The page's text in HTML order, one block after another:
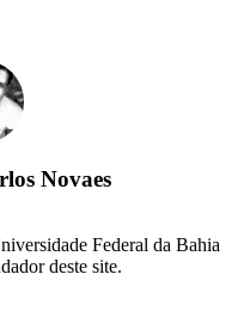
Novaes
Federal da Bahia
deste site.